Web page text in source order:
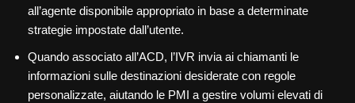
all’agente disponibile appropriato in base a determinate
strategie impostate dall’utente.
Quando associato all’ACD, l’IVR invia ai chiamanti le
informazioni sulle destinazioni desiderate con regole
personalizzate, aiutando le PMI a gestire volumi elevati di